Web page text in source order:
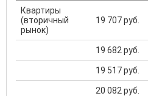
Квартиры
(вторичный
рынок)
19 707 руб.
19 682 руб.
19 517 руб.
20 082 руб.